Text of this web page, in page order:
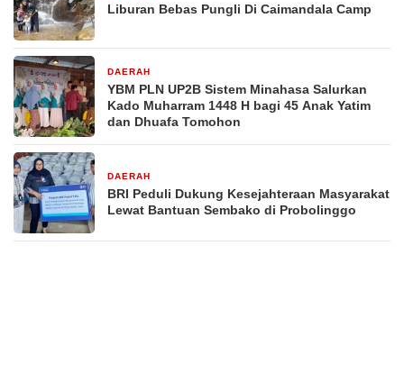
Liburan Bebas Pungli Di Caimandala Camp
DAERAH
YBM PLN UP2B Sistem Minahasa Salurkan
Kado Muharram 1448 H bagi 45 Anak Yatim
dan Dhuafa Tomohon
DAERAH
BRI Peduli Dukung Kesejahteraan Masyarakat
Lewat Bantuan Sembako di Probolinggo